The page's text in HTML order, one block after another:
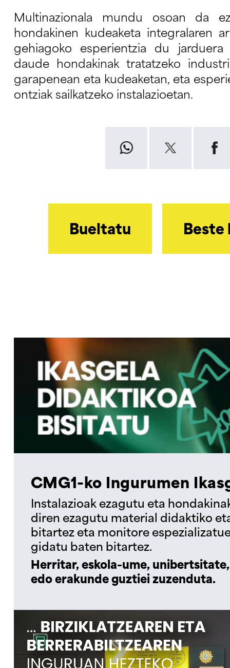
Multinazionala mundu osoan da
hondakinen kudeaketa integralaren
gehiagoko esperientzia du jarduera
daude hondakinak tratatzeko
garapenean eta kudeaketan, eta
ontziak sailkatzeko instalazioetan.
Bueltatu Beste
CMG1-ko Ingurumen
Instalazioak ezagutu eta
diren ezagutu material didaktiko
bitartez eta monitore
gidatu baten bitartez.
Herritar, eskola-ume,
edo erakunde guztiei zuzenduta.